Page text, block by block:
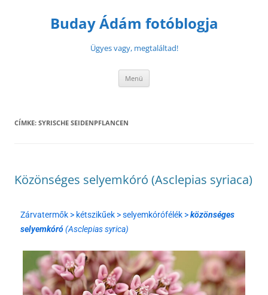
Buday Ádám fotóblogja
Ügyes vagy, megtaláltad!
Menü
CÍMKE: SYRISCHE SEIDENPFLANCEN
Közönséges selyemkóró (Asclepias syriaca)
Zárvatermők > kétszikűek > selyemkórófélék >közönséges
selyemkóró(Asclepias syrica)